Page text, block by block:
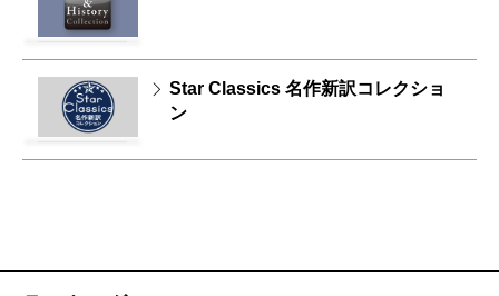
Star Classics 名作新訳コレクショ
ン